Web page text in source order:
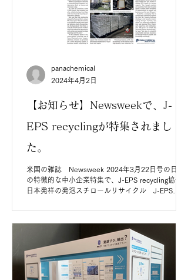
【お知らせ】Newsweekで、J-
EPS recyclingが特集されまし
た。
米国の雑誌 Newsweek 2024年3月22日号の日本
の特徴的な中小企業特集で、J-EPS recycling協会と
日本発祥の発泡スチロールリサイクル J-EPS
困難物とされてきた発泡スチロールなのですが、
日...
panachemical
2024年4月2日